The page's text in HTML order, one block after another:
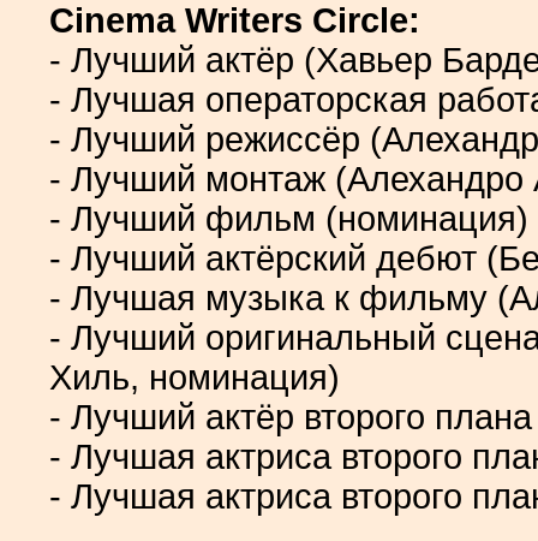
Cinema Writers Circle:
- Лучший актёр (Хавьер
- Лучшая операторская
- Лучший режиссёр
- Лучший монтаж
- Лучший фильм (номинация)
- Лучший актёрский дебют
- Лучшая музыка к фильму
- Лучший оригинальный
Хиль, номинация)
- Лучший актёр второго
- Лучшая актриса второго
- Лучшая актриса второго